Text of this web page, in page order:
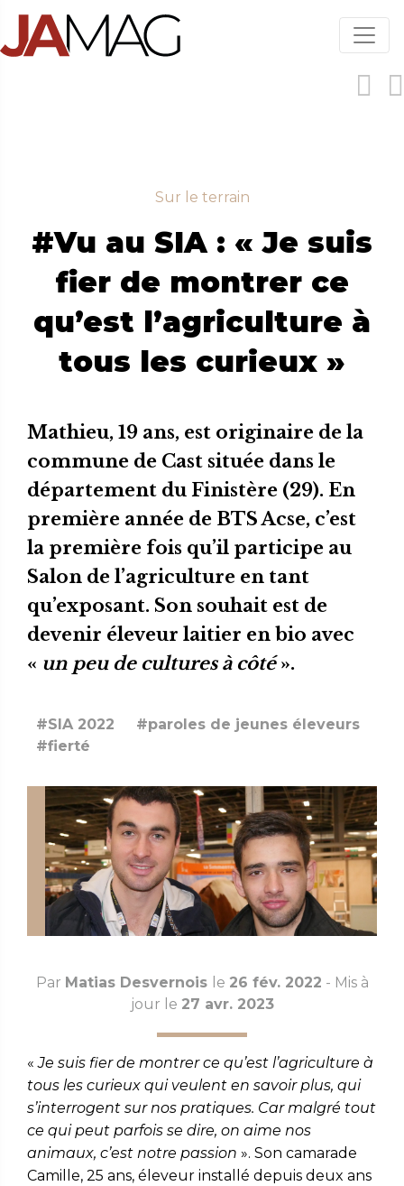
Aller
contenu
Sur le terrain
#Vu au SIA : « Je suis
fier de montrer ce
qu’est l’agriculture à
tous les curieux »
Mathieu, 19 ans, est originaire de la
commune de Cast située dans le
département du Finistère (29). En
première année de BTS Acse, c’est
la première fois qu’il participe au
Salon de l’agriculture en tant
qu’exposant. Son souhait est de
devenir éleveur laitier en bio avec
« un peu de cultures à côté».
#SIA 2022
#paroles de jeunes éleveurs
#fierté
Par Matias Desvernois le 26 fév. 2022 - Mis à
jour le 27 avr. 2023
«Je suis fier de montrer ce qu’est l’agriculture à
tous les curieux qui veulent en savoir plus, qui
s’interrogent sur nos pratiques. Car malgré tout
ce qui peut parfois se dire, on aime nos
animaux, c’est notre passion ». Son camarade
Camille, 25 ans, éleveur installé depuis deux ans